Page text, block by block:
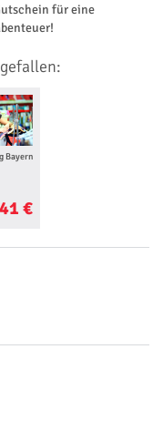
für eine
Bayern
€